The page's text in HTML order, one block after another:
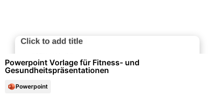
Powerpoint Vorlage für Fitness- und
Gesundheitspräsentationen
Powerpoint